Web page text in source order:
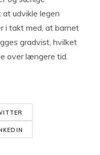
udvikle legen
i takt med, at barnet
gradvist, hvilket
over længere tid.